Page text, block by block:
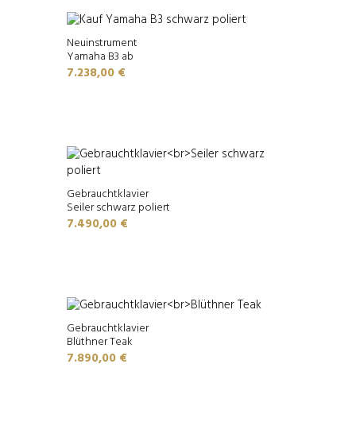
Neuinstrument
Yamaha B3 ab
7.238,00 €
Gebrauchtklavier
Seiler schwarz poliert
7.490,00 €
Gebrauchtklavier
Blüthner Teak
7.890,00 €